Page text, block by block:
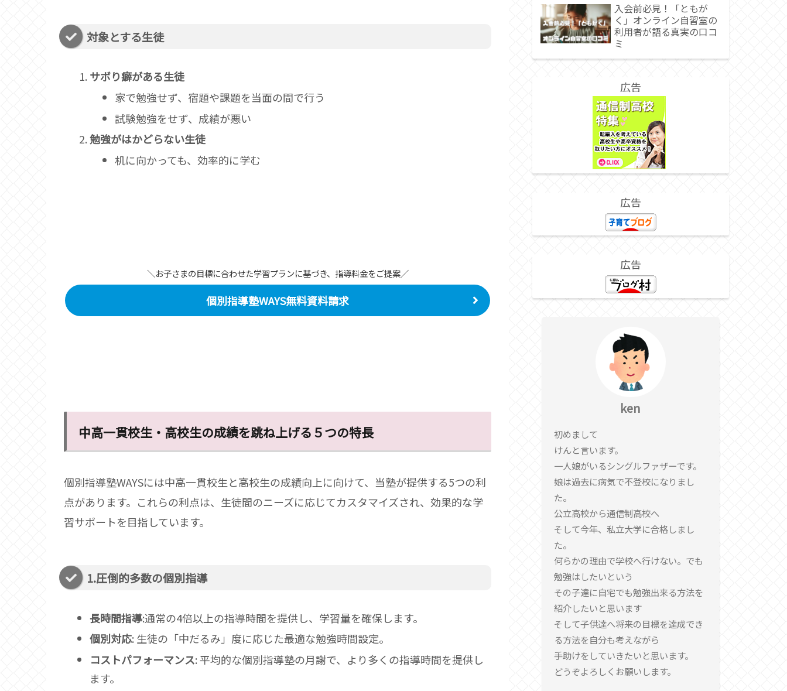
対象とする生徒
サボり癖がある生徒
家で勉強せず、宿題や課題を当面の間で行う
試験勉強をせず、成績が悪い
勉強がはかどらない生徒
机に向かっても、効率的に学む
＼お子さまの目標に合わせた学習プランに基づき、指導料金をご提案／
個別指導塾WAYS無料資料請求
中高一貫校生・高校生の成績を跳ね上げる５つの特長
個別指導塾WAYSには中高一貫校生と高校生の成績向上に向けて、当塾が提供する5つの利
点があります。これらの利点は、生徒間のニーズに応じてカスタマイズされ、効果的な学
習サポートを目指しています。
1.圧倒的多数の個別指導
長時間指導:通常の4倍以上の指導時間を提供し、学習量を確保します。
個別対応: 生徒の「中だるみ」度に応じた最適な勉強時間設定。
コストパフォーマンス: 平均的な個別指導塾の月謝で、より多くの指導時間を提供し
ます。
入会前必見！「ともが
く」オンライン自習室の
利用者が語る真実の口コ
ミ
広告
広告
広告
ken
初めまして
けんと言います。
一人娘がいるシングルファザーです。
娘は過去に病気で不登校になりまし
た。
公立高校から通信制高校へ
そして今年、私立大学に合格しまし
た。
何らかの理由で学校へ行けない。でも
勉強はしたいという
その子達に自宅でも勉強出来る方法を
紹介したいと思います
そして子供達へ将来の目標を達成でき
る方法を自分も考えながら
手助けをしていきたいと思います。
どうぞよろしくお願いします。